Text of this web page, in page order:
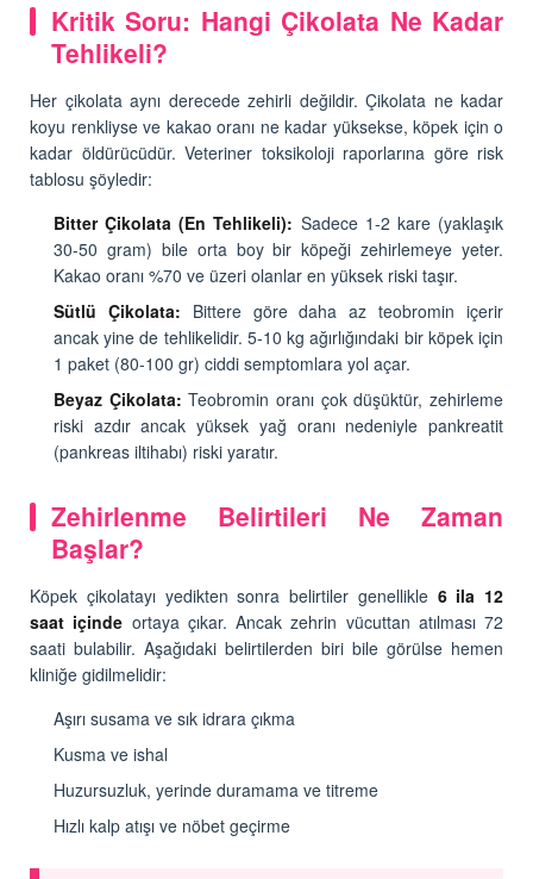
Kritik Soru: Hangi Çikolata Ne Kadar
Tehlikeli?
Her çikolata aynı derecede zehirli değildir. Çikolata ne kadar
koyu renkliyse ve kakao oranı ne kadar yüksekse, köpek için o
kadar öldürücüdür. Veteriner toksikoloji raporlarına göre risk
tablosu şöyledir:
Bitter Çikolata (En Tehlikeli): Sadece 1-2 kare (yaklaşık
30-50 gram) bile orta boy bir köpeği zehirlemeye yeter.
Kakao oranı %70 ve üzeri olanlar en yüksek riski taşır.
Sütlü Çikolata: Bittere göre daha az teobromin içerir
ancak yine de tehlikelidir. 5-10 kg ağırlığındaki bir köpek için
1 paket (80-100 gr) ciddi semptomlara yol açar.
Beyaz Çikolata: Teobromin oranı çok düşüktür, zehirleme
riski azdır ancak yüksek yağ oranı nedeniyle pankreatit
(pankreas iltihabı) riski yaratır.
Zehirlenme Belirtileri Ne Zaman
Başlar?
Köpek çikolatayı yedikten sonra belirtiler genellikle 6 ila 12
saat içinde ortaya çıkar. Ancak zehrin vücuttan atılması 72
saati bulabilir. Aşağıdaki belirtilerden biri bile görülse hemen
kliniğe gidilmelidir:
Aşırı susama ve sık idrara çıkma
Kusma ve ishal
Huzursuzluk, yerinde duramama ve titreme
Hızlı kalp atışı ve nöbet geçirme